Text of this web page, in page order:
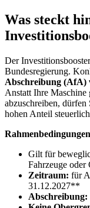
Was steckt
Der
Bundesregierung.
Abschreibung (AfA)
Anstatt Ihre Maschine
abzuschreiben, dürfen
hohen Anteil
Gilt für
Fahrzeuge oder
Zeitraum: für
31.12.2027**
Abschreibung: